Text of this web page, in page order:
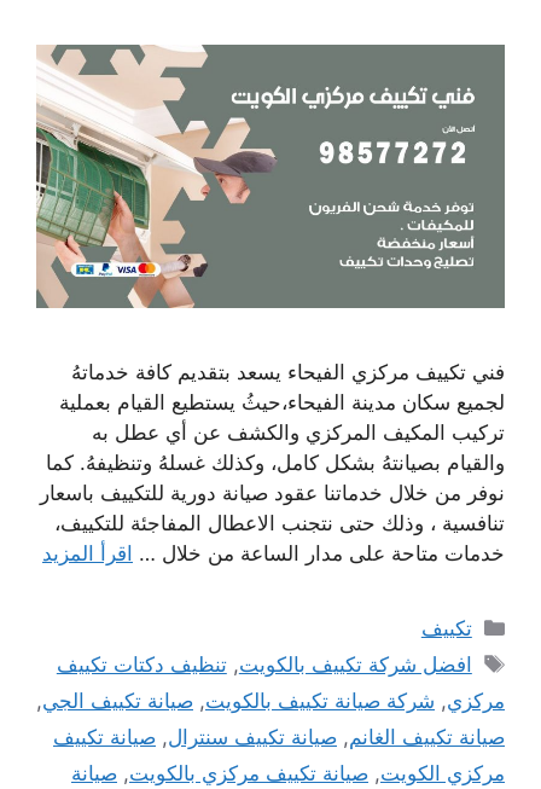
فني تكييف مركزي الفيحاء يسعد بتقديم كافة خدماتهُ
لجميع سكان مدينة الفيحاء،حيثُ يستطيع القيام بعملية
تركيب المكيف المركزي والكشف عن أي عطل به
والقيام بصيانتهُ بشكل كامل، وكذلك غسلهُ وتنظيفهُ. كما
نوفر من خلال خدماتنا عقود صيانة دورية للتكييف باسعار
تنافسية ، وذلك حتى نتجنب الاعطال المفاجئة للتكييف،
خدمات متاحة على مدار الساعة من خلال … اقرأ المزيد
التصنيفات
تكييف
الوسوم
افضل شركة تكييف بالكويت,تنظيف دكتات تكييف
مركزي, شركة صيانة تكييف بالكويت, صيانة تكييف الجي,
صيانة تكييف الغانم, صيانة تكييف سنترال, صيانة تكييف
مركزي الكويت, صيانة تكييف مركزي بالكويت, صيانة